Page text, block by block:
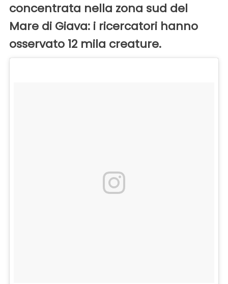
concentrata nella zona sud del
Mare di Giava: i ricercatori hanno
osservato 12 mila creature.